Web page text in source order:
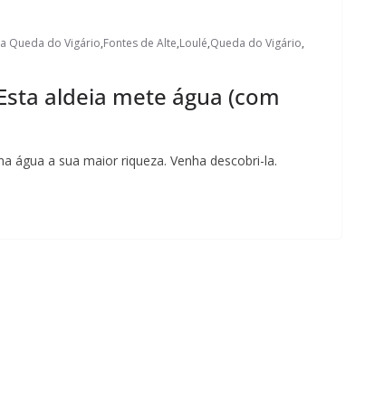
Queda do Vigário,Fontes de Alte,Loulé,Queda do Vigário,
aldeia mete água (com
água a sua maior riqueza. Venha descobri-la.